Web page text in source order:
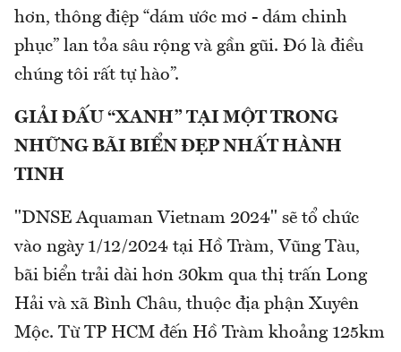
hơn, thông điệp “dám ước mơ - dám chinh
phục” lan tỏa sâu rộng và gần gũi. Đó là điều
chúng tôi rất tự hào”.
GIẢI ĐẤU “XANH” TẠI MỘT TRONG
NHỮNG BÃI BIỂN ĐẸP NHẤT HÀNH
TINH
"DNSE Aquaman Vietnam 2024" sẽ tổ chức
vào ngày 1/12/2024 tại Hồ Tràm, Vũng Tàu,
bãi biển trải dài hơn 30km qua thị trấn Long
Hải và xã Bình Châu, thuộc địa phận Xuyên
Mộc. Từ TP HCM đến Hồ Tràm khoảng 125km